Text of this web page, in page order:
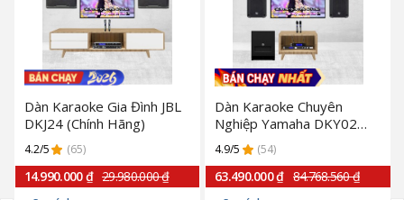
Dàn Karaoke Gia Đình JBL
DKJ24 (Chính Hãng)
4.2/5 (65)
14.990.000 ₫ 29.980.000 ₫
Dàn Karaoke Chuyên
Nghiệp Yamaha DKY02
(Chính Hãng)
4.9/5 (54)
63.490.000 ₫ 84.768.560 ₫